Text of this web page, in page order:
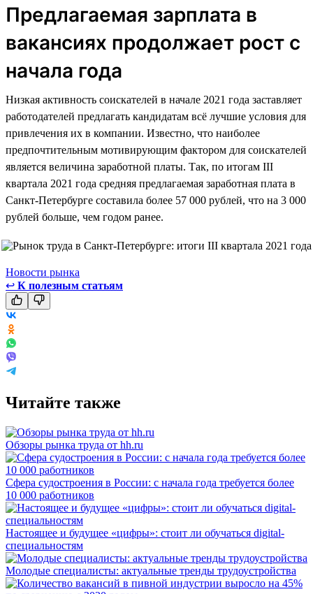
Предлагаемая зарплата в
вакансиях продолжает рост с
начала года
Низкая активность соискателей в начале 2021 года заставляет
работодателей предлагать кандидатам всё лучшие условия для
привлечения их в компании. Известно, что наиболее
предпочтительным мотивирующим фактором для соискателей
является величина заработной платы. Так, по итогам III
квартала 2021 года средняя предлагаемая заработная плата в
Санкт-Петербурге составила более 57 000 рублей, что на 3 000
рублей больше, чем годом ранее.
Новости рынка
↩ К полезным статьям
Читайте также
Обзоры рынка труда от hh.ru
Сфера судостроения в России: с начала года требуется более
10 000 работников
Настоящее и будущее «цифры»: стоит ли обучаться digital-
специальностям
Молодые специалисты: актуальные тренды трудоустройства